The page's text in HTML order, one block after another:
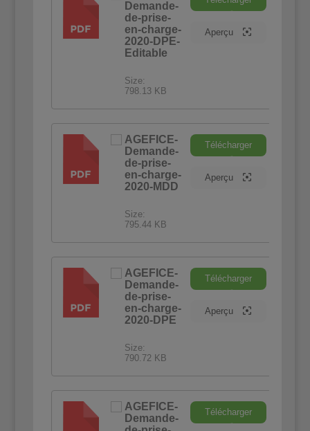
Demande-
de-prise-
en-charge-
2020-DPE-
Editable
Size:
798.13 KB
Aperçu
AGEFICE-
Demande-
de-prise-
en-charge-
2020-MDD
Size:
795.44 KB
Télécharger
Aperçu
AGEFICE-
Demande-
de-prise-
en-charge-
2020-DPE
Size:
790.72 KB
Télécharger
Aperçu
AGEFICE-
Demande-
Télécharger